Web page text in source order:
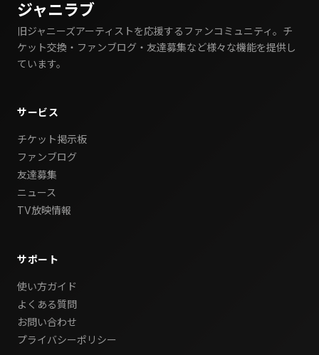
ジャニラブ
旧ジャニーズアーティストを応援するファンコミュニティ。チ
ケット交換・ファンブログ・友達募集など様々な機能を提供し
ています。
サービス
チケット掲示板
ファンブログ
友達募集
ニュース
TV放映情報
サポート
使い方ガイド
よくある質問
お問い合わせ
プライバシーポリシー